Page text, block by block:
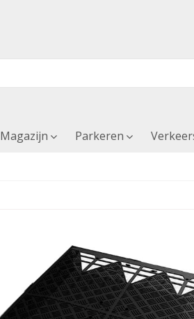
Magazijn Parkeren